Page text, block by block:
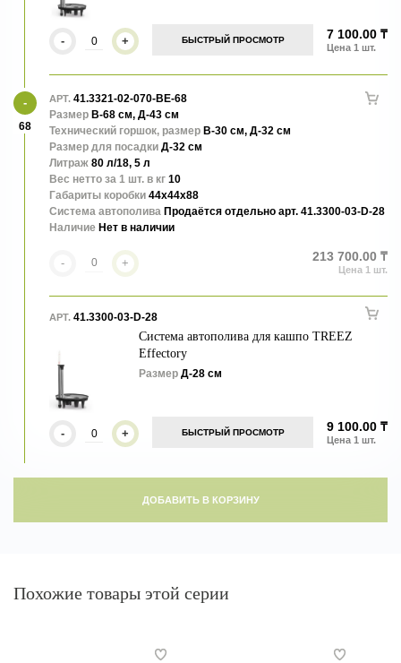
БЫСТРЫЙ ПРОСМОТР
- + 7 100.00 ₸
68
АРТ. 41.3321-02-070-BE-68
Размер В-68 см, Д-43 см
Технический горшок, размер В-30 см, Д-32 см
Размер для посадки Д-32 см
Литраж 80 л/18, 5 л
Вес нетто за 1 шт. в кг 10
Габариты коробки 44x44x88
Система автополива Продаётся отдельно арт. 41.3300-03-D-28
Наличие Нет в наличии
- + 213 700.00 ₸
АРТ. 41.3300-03-D-28
Система автополива для кашпо TREEZ
Effectory
Размер Д-28 см
БЫСТРЫЙ ПРОСМОТР
- + 9 100.00 ₸
ДОБАВИТЬ В КОРЗИНУ
Похожие товары этой серии